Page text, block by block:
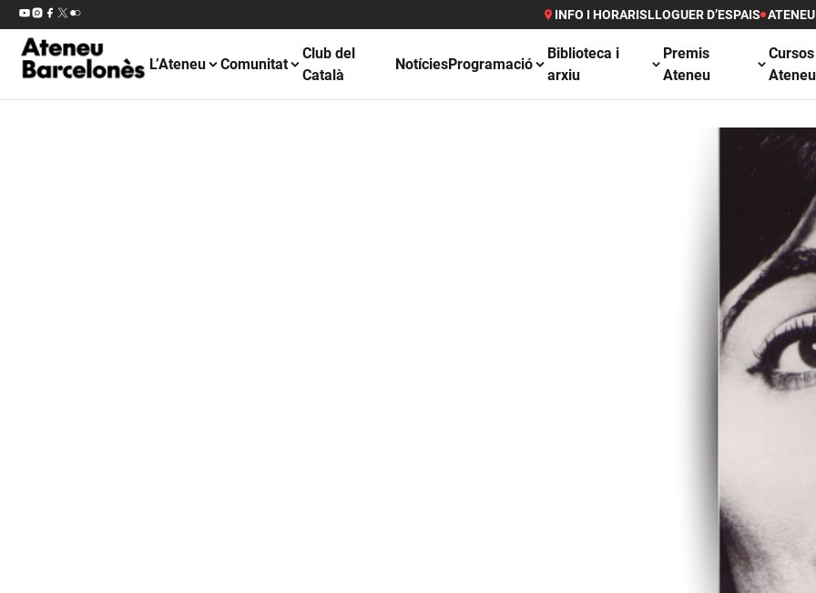
INFO I HORARISLLOGUER D’ESPAIS
L’Ateneu Comunitat
Club del
Català
NotíciesProgramació
Biblioteca i
arxiu
Premis
Ateneu
Ateneu